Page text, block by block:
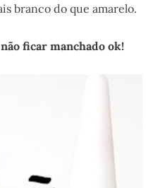
branco do que amarelo.
ficar manchado ok!